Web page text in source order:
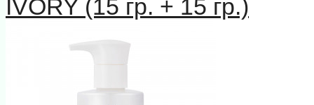
IVORY (15 гр. + 15 гр.)